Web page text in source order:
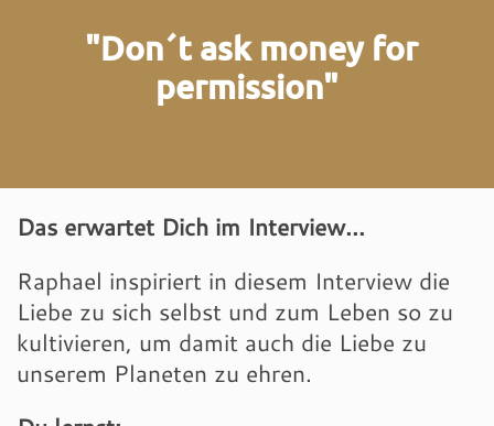
"Don´t ask money for
permission"
Das erwartet Dich im Interview...
Raphael inspiriert in diesem Interview die
Liebe zu sich selbst und zum Leben so zu
kultivieren, um damit auch die Liebe zu
unserem Planeten zu ehren.